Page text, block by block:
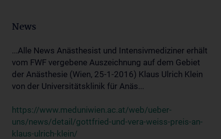
News
...Alle News Anästhesist und Intensivmediziner erhält
vom FWF vergebene Auszeichnung auf dem Gebiet
der Anästhesie (Wien, 25-1-2016) Klaus Ulrich Klein
von der Universitätsklinik für Anäs...
https://www.meduniwien.ac.at/web/ueber-
uns/news/detail/gottfried-und-vera-weiss-preis-an-
klaus-ulrich-klein/